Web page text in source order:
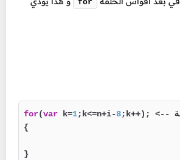
for
for(var k=1;k<=n+i-8;k++); <-- يجب إزالة هذه الفاصلة المنقوطة
{
}